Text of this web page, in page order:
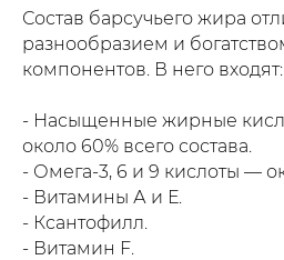
Состав барсучьего жира
разнообразием и
компонентов. В него входят:
- Насыщенные жирные
около 60% всего состава.
- Омега-3, 6 и 9 кислоты —
- Витамины А и Е.
- Ксантофилл.
- Витамин F.